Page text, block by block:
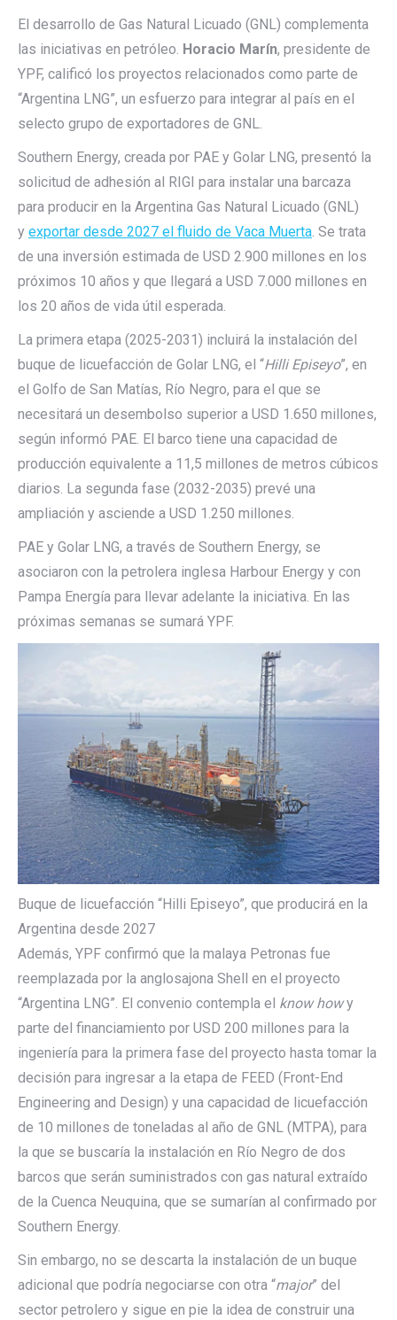
El desarrollo de Gas Natural Licuado (GNL) complementa
las iniciativas en petróleo. Horacio Marín, presidente de
YPF, calificó los proyectos relacionados como parte de
“Argentina LNG”, un esfuerzo para integrar al país en el
selecto grupo de exportadores de GNL.
Southern Energy, creada por PAE y Golar LNG, presentó la
solicitud de adhesión al RIGI para instalar una barcaza
para producir en la Argentina Gas Natural Licuado (GNL)
y exportar desde 2027 el fluido de Vaca Muerta . Se trata
de una inversión estimada de USD 2.900 millones en los
próximos 10 años y que llegará a USD 7.000 millones en
los 20 años de vida útil esperada.
La primera etapa (2025-2031) incluirá la instalación del
buque de licuefacción de Golar LNG, el “Hilli Episeyo”, en
el Golfo de San Matías, Río Negro, para el que se
necesitará un desembolso superior a USD 1.650 millones,
según informó PAE. El barco tiene una capacidad de
producción equivalente a 11,5 millones de metros cúbicos
diarios. La segunda fase (2032-2035) prevé una
ampliación y asciende a USD 1.250 millones.
PAE y Golar LNG, a través de Southern Energy, se
asociaron con la petrolera inglesa Harbour Energy y con
Pampa Energía para llevar adelante la iniciativa. En las
próximas semanas se sumará YPF.
Buque de licuefacción “Hilli Episeyo”, que producirá en la
Argentina desde 2027
Además, YPF confirmó que la malaya Petronas fue
reemplazada por la anglosajona Shell en el proyecto
“Argentina LNG”. El convenio contempla el know howy
parte del financiamiento por USD 200 millones para la
ingeniería para la primera fase del proyecto hasta tomar la
decisión para ingresar a la etapa de FEED (Front-End
Engineering and Design) y una capacidad de licuefacción
de 10 millones de toneladas al año de GNL (MTPA), para
la que se buscaría la instalación en Río Negro de dos
barcos que serán suministrados con gas natural extraído
de la Cuenca Neuquina, que se sumarían al confirmado por
Southern Energy.
Sin embargo, no se descarta la instalación de un buque
adicional que podría negociarse con otra “major” del
sector petrolero y sigue en pie la idea de construir una